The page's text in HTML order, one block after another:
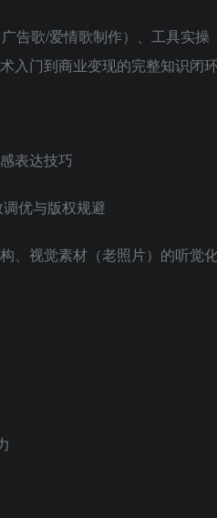
告歌/爱情歌制作）、工具实
门到商业变现的完整知识闭环
表达技巧
优与版权规避
、视觉素材（老照片）的听觉